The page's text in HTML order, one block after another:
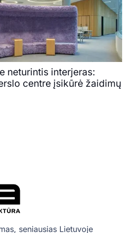
neturintis interjeras:
centre įsikūrė žaidimų
seniausias Lietuvoje